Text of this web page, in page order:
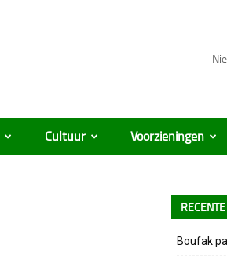
Cultuur Voorzieningen
Boufak